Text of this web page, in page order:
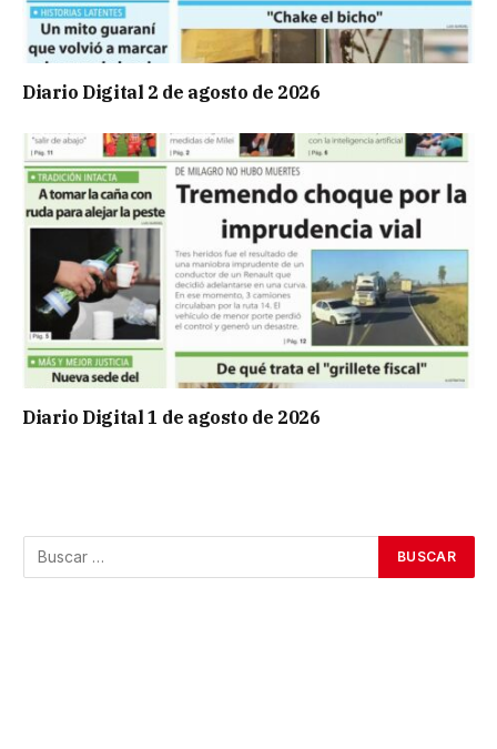
Diario Digital 2 de agosto de 2026
Diario Digital 1 de agosto de 2026